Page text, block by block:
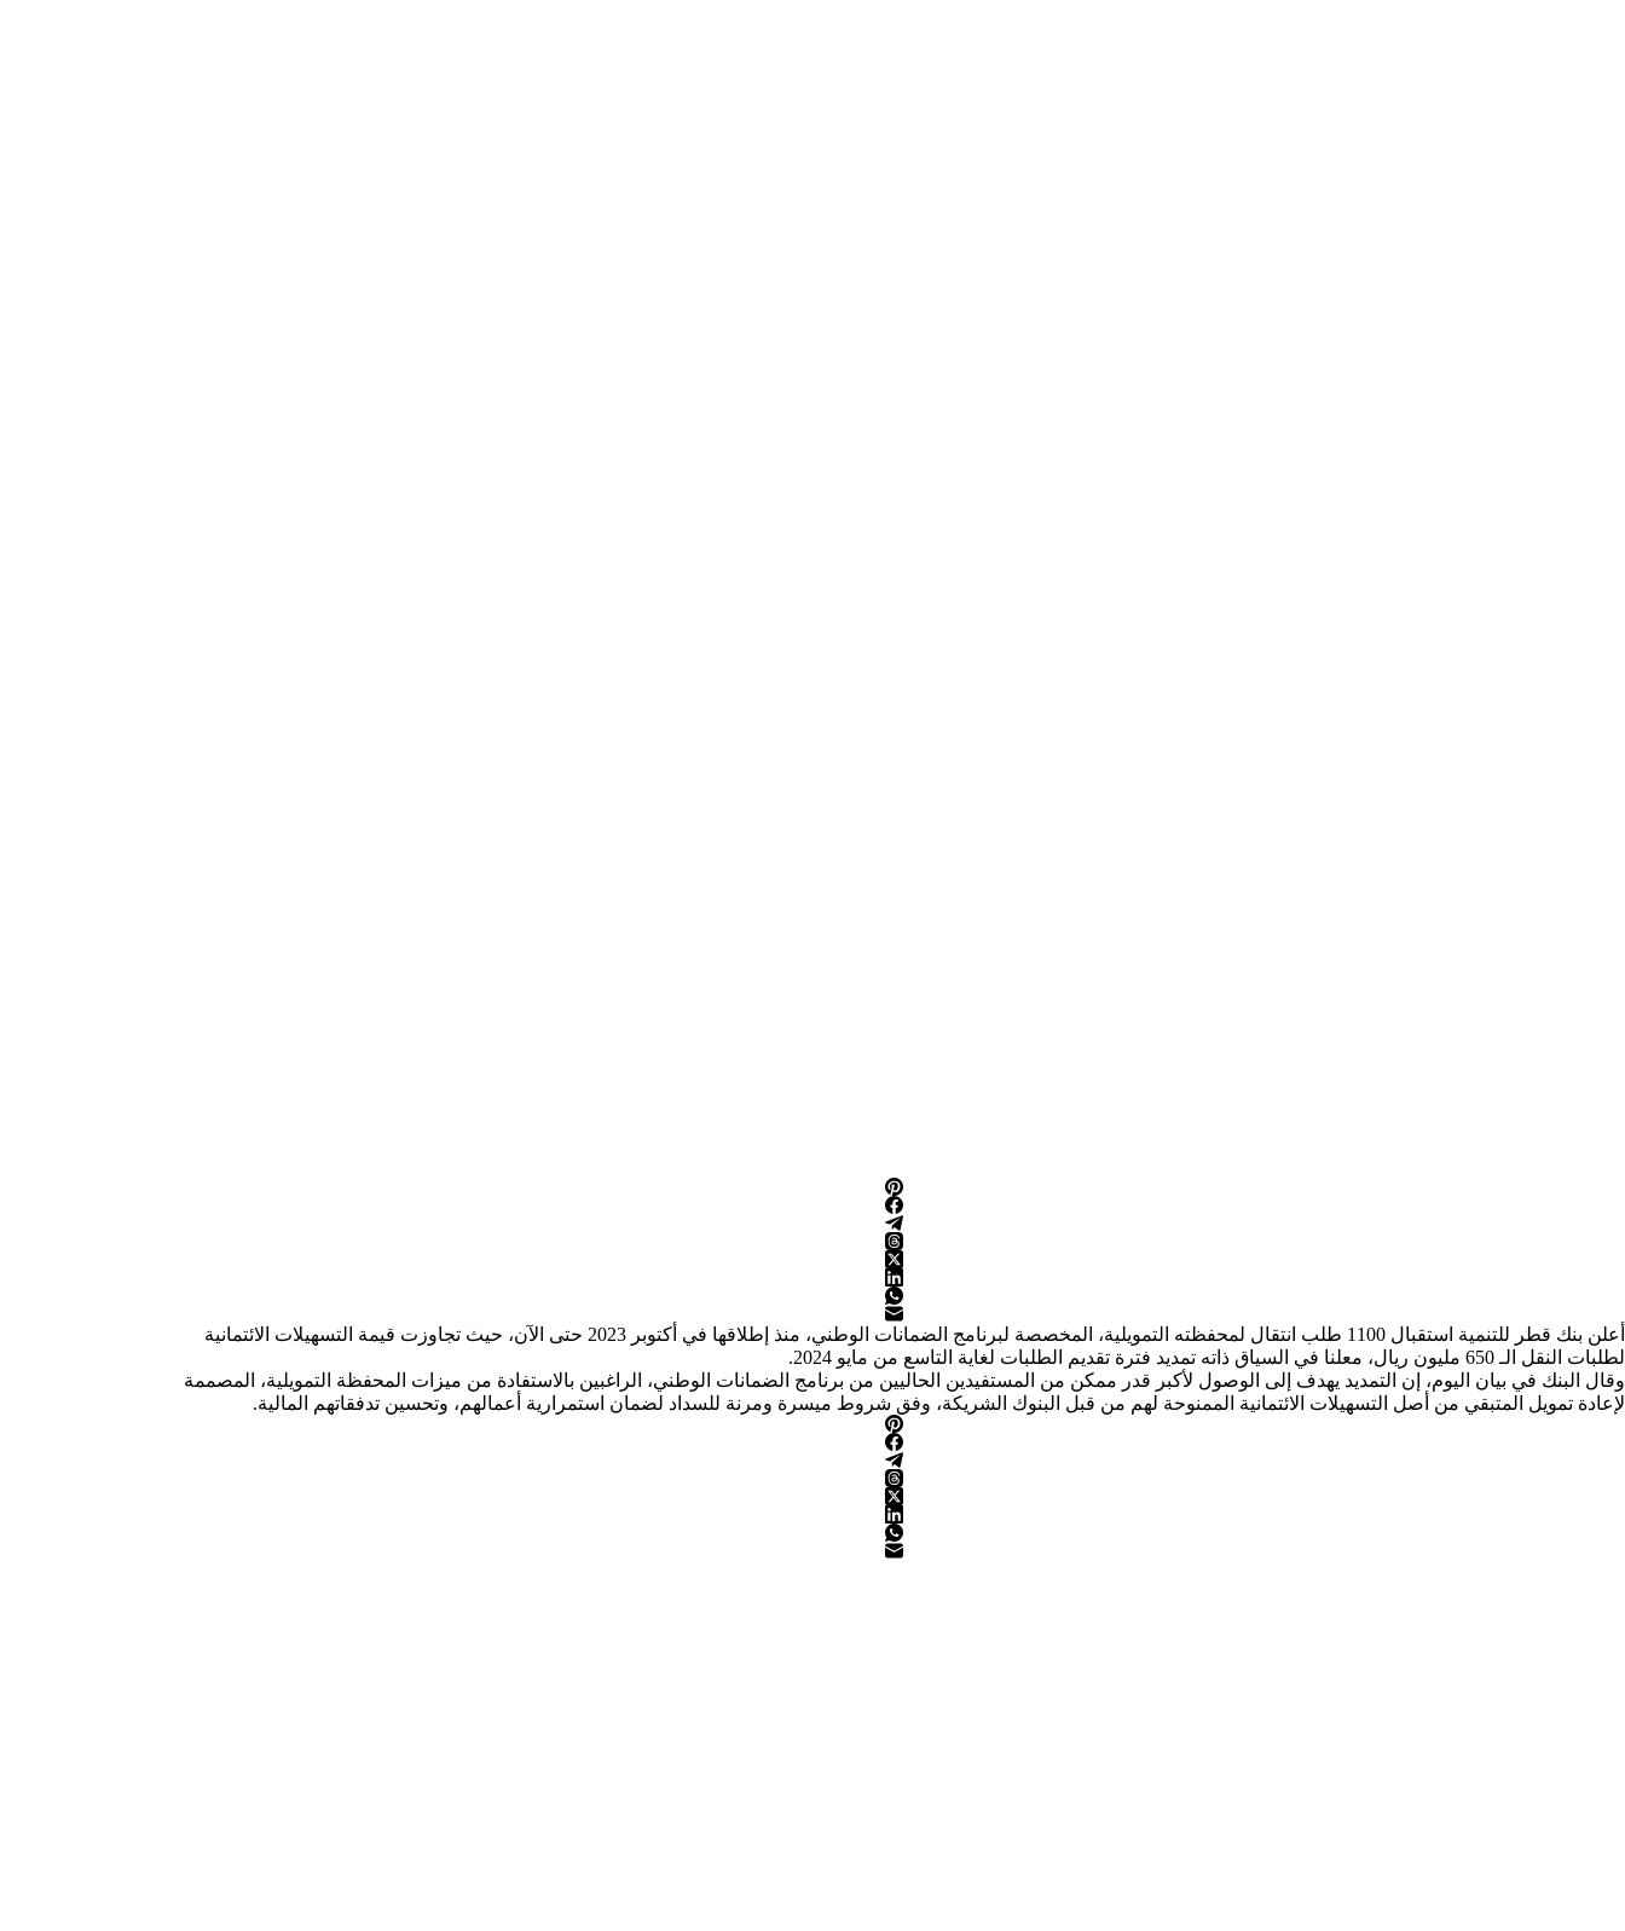
أعلن بنك قطر للتنمية استقبال 1100 طلب انتقال لمحفظته التمويلية، المخصصة لبرنامج الضمانات الوطني، منذ إطلاقها في أكتوبر 2023 حتى الآن، حيث تجاوزت قيمة التسهيلات الائتمانية
لطلبات النقل الـ 650 مليون ريال، معلنا في السياق ذاته تمديد فترة تقديم الطلبات لغاية التاسع من مايو 2024.
وقال البنك في بيان اليوم، إن التمديد يهدف إلى الوصول لأكبر قدر ممكن من المستفيدين الحاليين من برنامج الضمانات الوطني، الراغبين بالاستفادة من ميزات المحفظة التمويلية، المصممة
لإعادة تمويل المتبقي من أصل التسهيلات الائتمانية الممنوحة لهم من قبل البنوك الشريكة، وفق شروط ميسرة ومرنة للسداد لضمان استمرارية أعمالهم، وتحسين تدفقاتهم المالية.